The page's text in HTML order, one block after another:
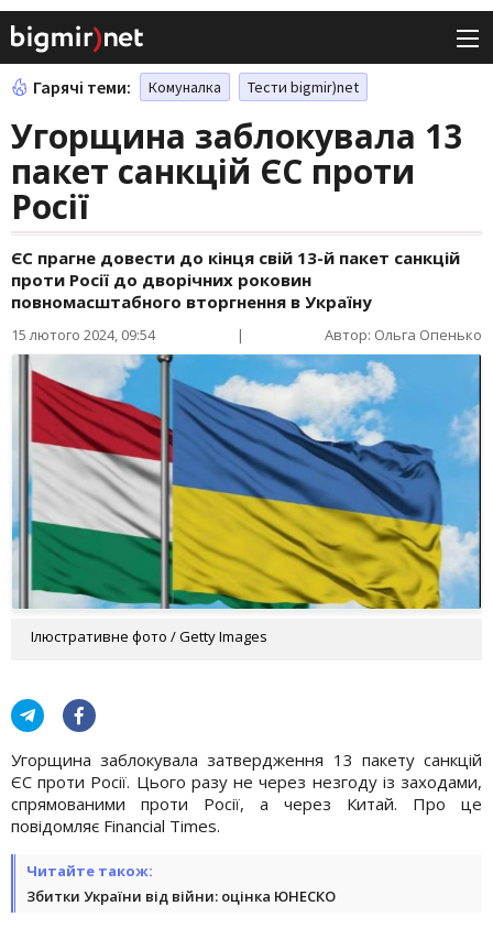
Гарячі теми: Комуналка Тести bigmir)net
Угорщина заблокувала 13
пакет санкцій ЄС проти
Росії
ЄС прагне довести до кінця свій 13-й пакет санкцій
проти Росії до дворічних роковин
повномасштабного вторгнення в Україну
15 лютого 2024, 09:54 | Автор: Ольга Опенько
Ілюстративне фото / Getty Images
Угорщина заблокувала затвердження 13 пакету санкцій
ЄС проти Росії. Цього разу не через незгоду із заходами,
спрямованими проти Росії, а через Китай. Про це
повідомляє Financial Times.
Читайте також:
Збитки України від війни: оцінка ЮНЕСКО